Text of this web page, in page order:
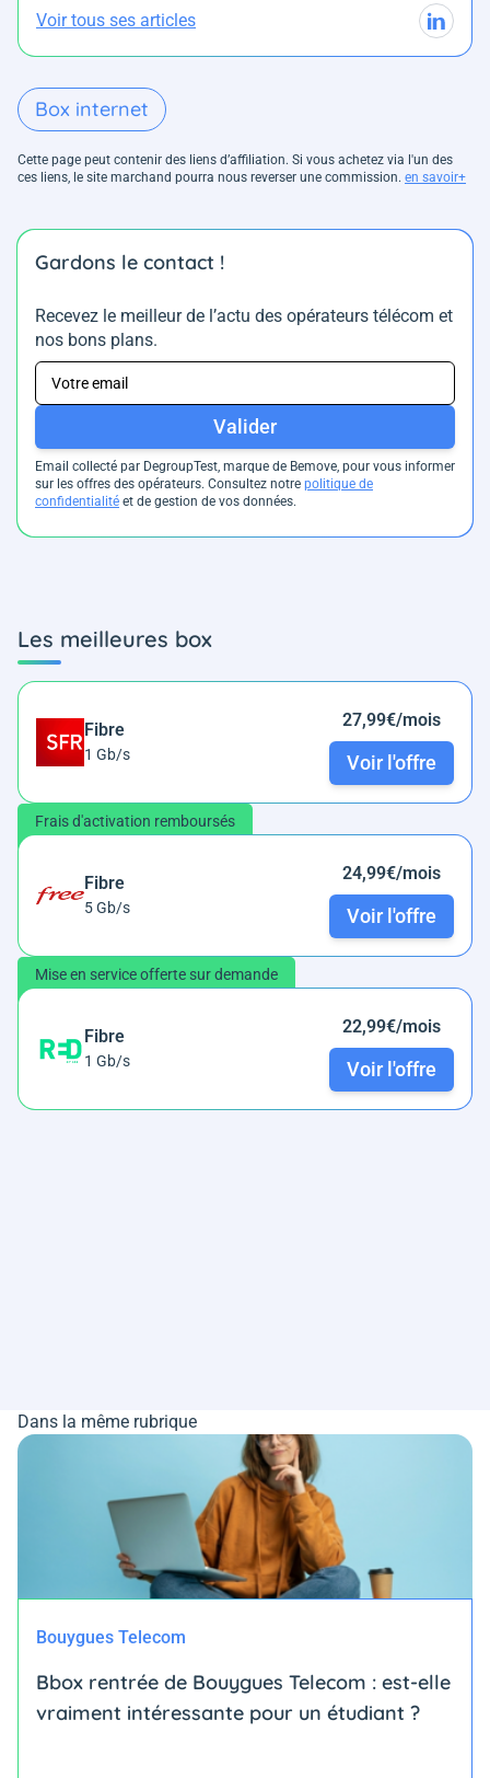
Voir tous ses articles
Box internet
Cette page peut contenir des liens d’affiliation. Si vous achetez via l'un des
ces liens, le site marchand pourra nous reverser une commission. en savoir+
Gardons le contact !
Recevez le meilleur de l’actu des opérateurs télécom et
nos bons plans.
Valider
Email collecté par DegroupTest, marque de Bemove, pour vous informer
sur les offres des opérateurs. Consultez notre politique de
confidentialité et de gestion de vos données.
Les meilleures box
Fibre
1 Gb/s
27,99€/mois
Voir l'offre
Frais d'activation remboursés
Fibre
5 Gb/s
24,99€/mois
Voir l'offre
Mise en service offerte sur demande
Fibre
1 Gb/s
22,99€/mois
Voir l'offre
Dans la même rubrique
Bouygues Telecom
Bbox rentrée de Bouygues Telecom : est-elle
vraiment intéressante pour un étudiant ?